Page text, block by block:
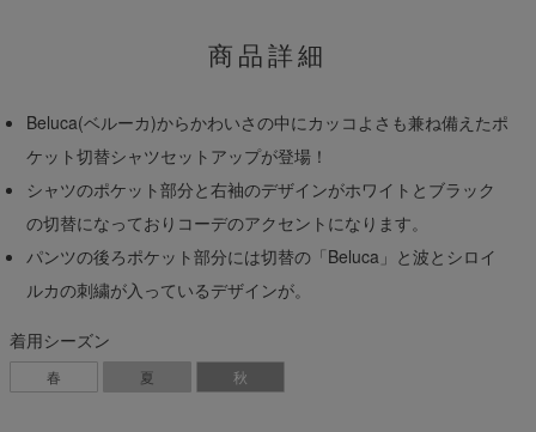
商品詳細
Beluca(ベルーカ)からかわいさの中にカッコよさも兼ね備えたポ
ケット切替シャツセットアップが登場！
シャツのポケット部分と右袖のデザインがホワイトとブラック
の切替になっておりコーデのアクセントになります。
パンツの後ろポケット部分には切替の「Beluca」と波とシロイ
ルカの刺繍が入っているデザインが。
着用シーズン
春 夏 秋